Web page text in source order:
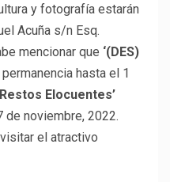
y fotografía estarán
Acuña s/n Esq.
mencionar que ‘(DES)
permanencia hasta el 1
Elocuentes’
noviembre, 2022.
el atractivo